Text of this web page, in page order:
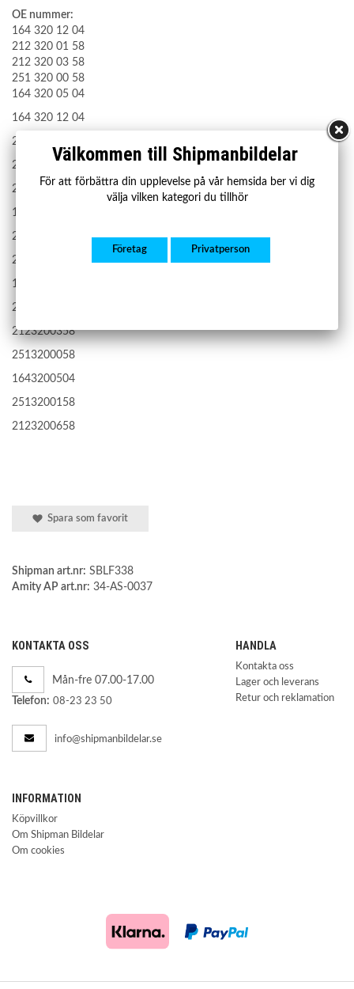
OE nummer:
164 320 12 04
212 320 01 58
212 320 03 58
251 320 00 58
164 320 05 04
164 320 12 04
212 320 01 58
212 320 03 58
251 320 00 58
164 320 05 04
251 320 01 58
212 320 06 58
1643201204
2123200158
2123200358
2513200058
1643200504
2513200158
2123200658
Spara som favorit
Shipman art.nr: SBLF338
Amity AP art.nr: 34-AS-0037
KONTAKTA OSS
Mån-fre 07.00-17.00
Telefon: 08-23 23 50
info@shipmanbildelar.se
HANDLA
Kontakta oss
Lager och leverans
Retur och reklamation
INFORMATION
Köpvillkor
Om Shipman Bildelar
Om cookies
Välkommen till Shipmanbildelar
För att förbättra din upplevelse på vår hemsida ber vi dig
välja vilken kategori du tillhör
Företag Privatperson